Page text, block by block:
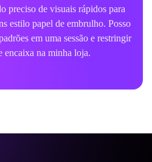
preciso de visuais rápidos para
estilo papel de embrulho. Posso
em uma sessão e restringir
encaixa na minha loja.